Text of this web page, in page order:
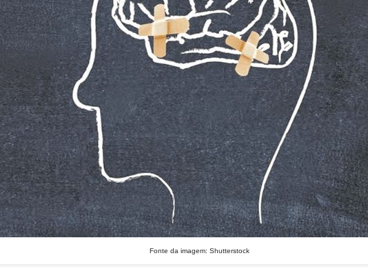
Fonte da imagem: Shutterstock